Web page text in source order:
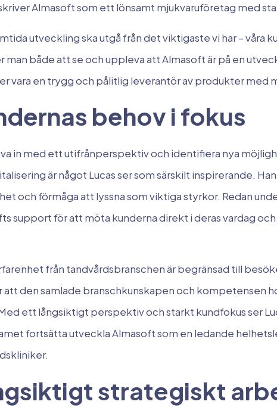
Almasoft som ett lönsamt mjukvaruföretag med
utveckling ska utgå från det viktigaste vi har – våra
man både att se och uppleva att Almasoft är på en
vara en trygg och pålitlig leverantör av produkter med
behov i fokus
in med ett utifrånperspektiv och identifiera nya
är något Lucas ser som särskilt inspirerande.
och förmåga att lyssna som viktiga styrkor. Redan
support för att möta kunderna direkt i deras vardag
från tandvårdsbranschen är begränsad till
att den samlade branschkunskapen och kompetensen
ett långsiktigt perspektiv och starkt kundfokus ser
fortsätta utveckla Almasoft som en ledande
strategiskt